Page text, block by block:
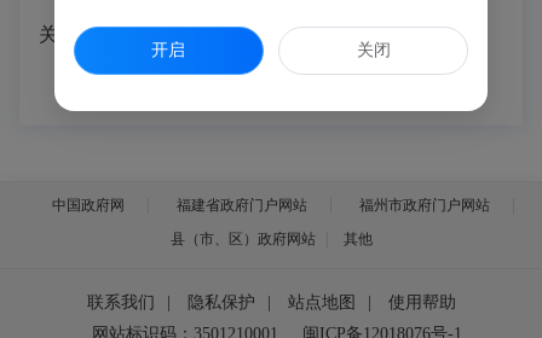
关文件。
中国政府网 福建省政府门户网站
福州市政府门户网站
县（市、区）政府网站
其他
联系我们 隐私保护 站点地图
使用帮助
网站标识码：3501210001
闽ICP备12018076号-1
开启 关闭